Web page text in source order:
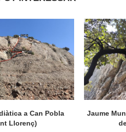
a Can Pobla
Llorenç)
Jaume